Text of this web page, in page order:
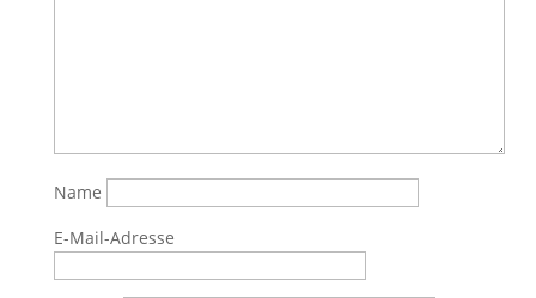
Name
E-Mail-Adresse